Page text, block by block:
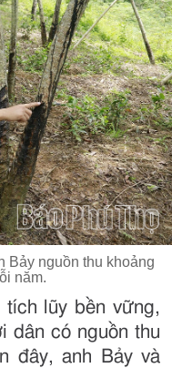
Bảy nguồn thu khoảng
năm.
tích lũy bền vững,
dân có nguồn thu
đây, anh Bảy và